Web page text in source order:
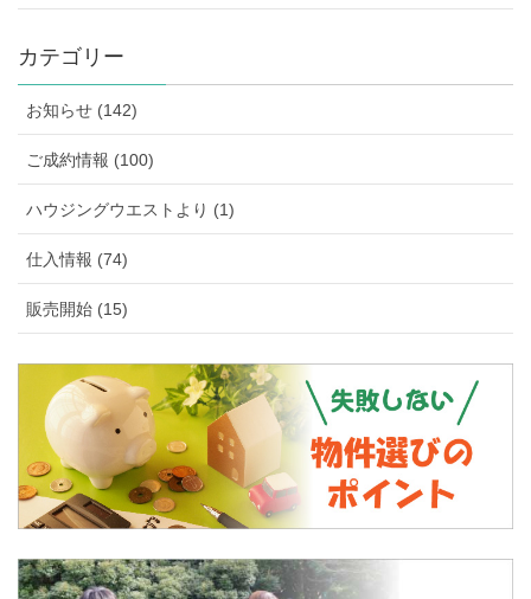
カテゴリー
お知らせ (142)
ご成約情報 (100)
ハウジングウエストより (1)
仕入情報 (74)
販売開始 (15)